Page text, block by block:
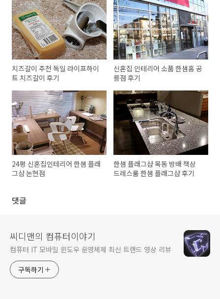
치즈갈이 추천 독일 라이프하이
트 치즈갈이 후기
신혼집 인테리어 소품 한샘홈 공
릉점 후기
24평 신혼집인테리어 한샘 플래
그샵 논현점
한샘 플래그샵 목동 방배 책상
드레스룸 한샘 플래그샵 후기
댓글
씨디맨의 컴퓨터이야기
컴퓨터 IT 모바일 윈도우 운영체제 최신 트랜드 영상 리뷰
구독하기